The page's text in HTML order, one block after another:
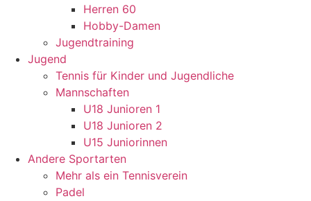
Herren 60
Hobby-Damen
Jugendtraining
Jugend
Tennis für Kinder und Jugendliche
Mannschaften
U18 Junioren 1
U18 Junioren 2
U15 Juniorinnen
Andere Sportarten
Mehr als ein Tennisverein
Padel